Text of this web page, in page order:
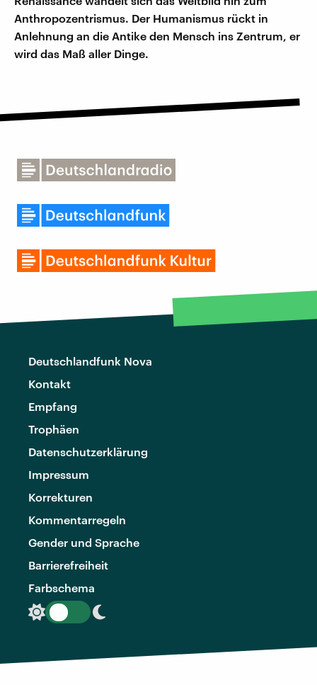
Anthropozentrismus. Der Humanismus rückt in
Anlehnung an die Antike den Mensch ins Zentrum, er
wird das Maß aller Dinge.
Deutschlandfunk Nova
Kontakt
Empfang
Trophäen
Datenschutzerklärung
Impressum
Korrekturen
Kommentarregeln
Gender und Sprache
Barrierefreiheit
Farbschema